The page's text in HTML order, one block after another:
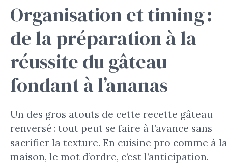
Organisation et timing :
de la préparation à la
réussite du gâteau
fondant à l’ananas
Un des gros atouts de cette recette gâteau
renversé : tout peut se faire à l’avance sans
sacrifier la texture. En cuisine pro comme à la
maison, le mot d’ordre, c’est l’anticipation.